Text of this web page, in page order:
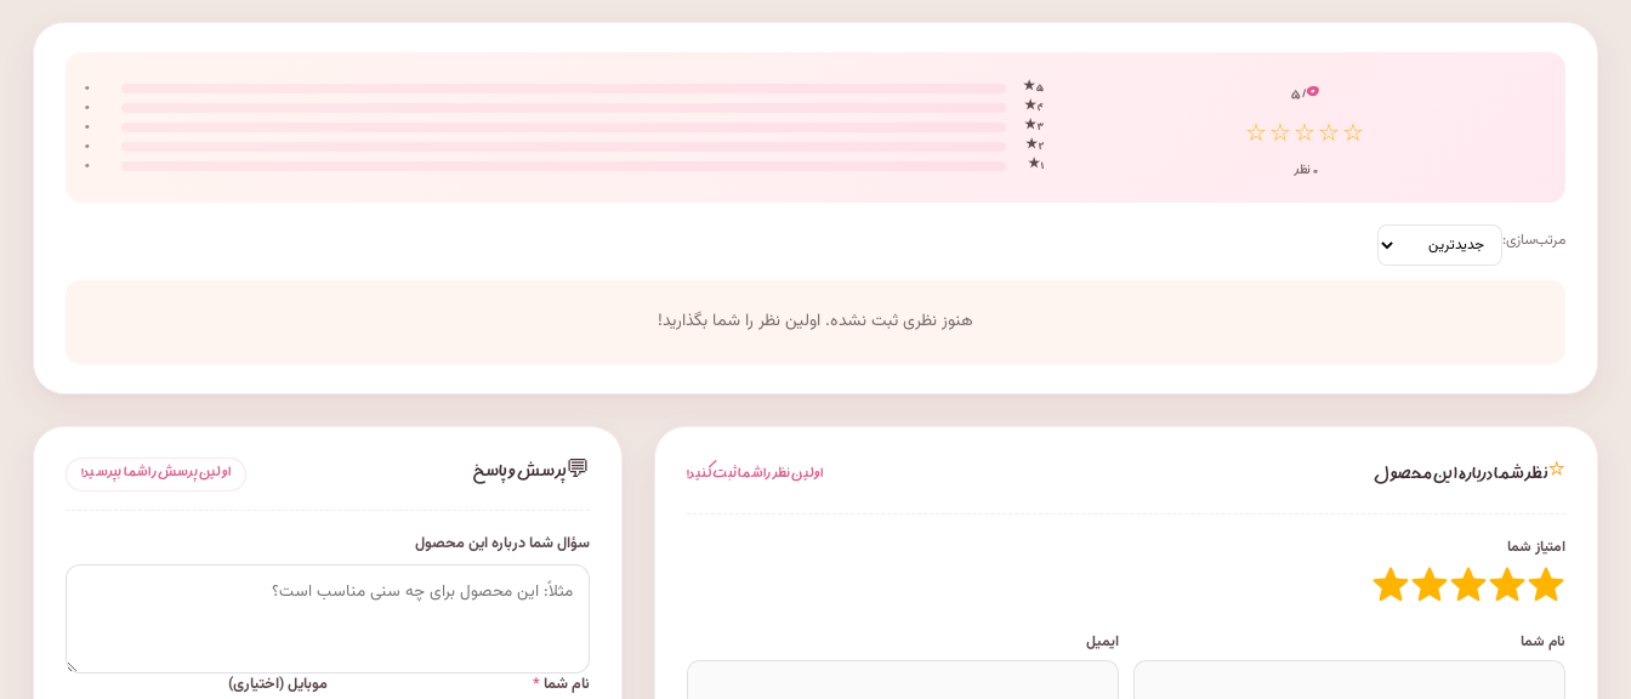
۰/ ۵
☆☆☆☆☆
۰ نظر
۵ ★
۰
۴ ★
۰
۳ ★
۰
۲ ★
۰
۱ ★
۰
مرتب‌سازی:
هنوز نظری ثبت نشده. اولین نظر را شما بگذارید!
⭐نظر شما درباره این محصول اولین نظر را شما ثبت کنید!
امتیاز شما
نام شما ایمیل
💬پرسش و پاسخ اولین پرسش را شما بپرسید!
سؤال شما درباره این محصول
نام شما* موبایل (اختیاری)